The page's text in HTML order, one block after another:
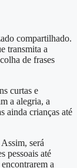
compartilhado.
transmita a
de frases
curtas e
a alegria, a
ainda crianças até
será
pessoais até
a